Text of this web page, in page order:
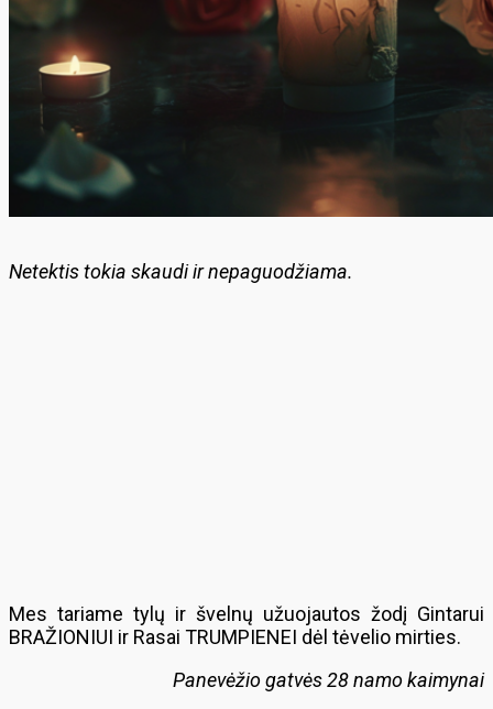
Netektis tokia skaudi ir nepaguodžiama.
Mes tariame tylų ir švelnų užuojautos žodį Gintarui
BRAŽIONIUI ir Rasai TRUMPIENEI dėl tėvelio mirties.
Panevėžio gatvės 28 namo kaimynai